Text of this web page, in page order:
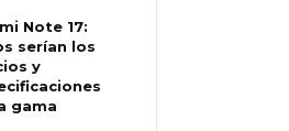
Note 17:
serían los
y
gama